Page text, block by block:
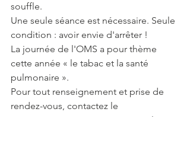
souffle.
Une seule séance est nécessaire. Seule
condition : avoir envie d'arrêter !
La journée de l'OMS a pour thème
cette année « le tabac et la santé
pulmonaire ».
Pour tout renseignement et prise de
rendez-vous, contactez le
06.44.09.81.96, ou envoyez un mail à